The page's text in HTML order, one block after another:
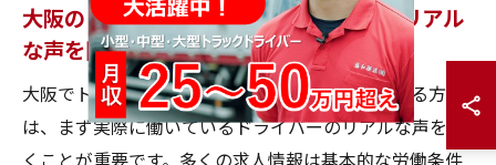
大阪のトラックドライバー求人に関するリアル
な声を聞く
大阪でトラックドライバー求人に応募を考えている方
は、まず実際に働いているドライバーのリアルな声を聞
くことが重要です。多くの求人情報は基本的な労働条件